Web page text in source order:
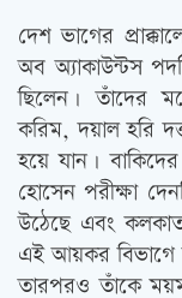
দেশ ভাগের
অব অ্যাকাউন্টস
ছিলেন। তাঁদের
করিম, দয়াল হরি
হয়ে যান।
হোসেন পরীক্ষা
উঠেছে এবং
এই আয়কর বিভাগে
তারপরও তাঁকে